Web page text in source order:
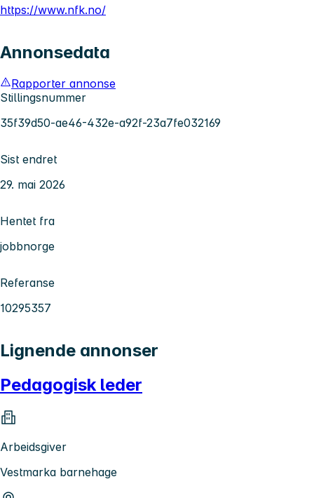
https://www.nfk.no/
Annonsedata
Rapporter annonse
Stillingsnummer
35f39d50-ae46-432e-a92f-23a7fe032169
Sist endret
29. mai 2026
Hentet fra
jobbnorge
Referanse
10295357
Lignende annonser
Pedagogisk leder
Arbeidsgiver
Vestmarka barnehage